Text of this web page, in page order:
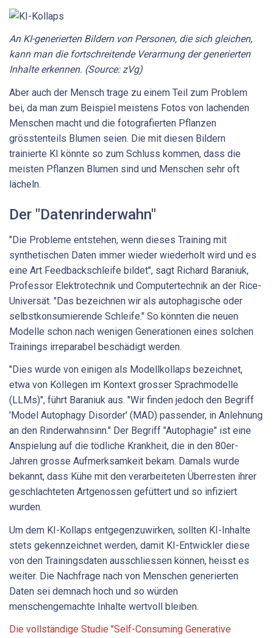
An KI-generierten Bildern von Personen, die sich gleichen,
kann man die fortschreitende Verarmung der generierten
Inhalte erkennen. (Source: zVg)
Aber auch der Mensch trage zu einem Teil zum Problem
bei, da man zum Beispiel meistens Fotos von lachenden
Menschen macht und die fotografierten Pflanzen
grösstenteils Blumen seien. Die mit diesen Bildern
trainierte KI könnte so zum Schluss kommen, dass die
meisten Pflanzen Blumen sind und Menschen sehr oft
lächeln.
Der "Datenrinderwahn"
"Die Probleme entstehen, wenn dieses Training mit
synthetischen Daten immer wieder wiederholt wird und es
eine Art Feedbackschleife bildet", sagt Richard Baraniuk,
Professor Elektrotechnik und Computertechnik an der Rice-
Universät. "Das bezeichnen wir als autophagische oder
selbstkonsumierende Schleife." So könnten die neuen
Modelle schon nach wenigen Generationen eines solchen
Trainings irreparabel beschädigt werden.
"Dies wurde von einigen als Modellkollaps bezeichnet,
etwa von Kollegen im Kontext grosser Sprachmodelle
(LLMs)", führt Baraniuk aus. "Wir finden jedoch den Begriff
'Model Autophagy Disorder' (MAD) passender, in Anlehnung
an den Rinderwahnsinn." Der Begriff "Autophagie" ist eine
Anspielung auf die tödliche Krankheit, die in den 80er-
Jahren grosse Aufmerksamkeit bekam. Damals wurde
bekannt, dass Kühe mit den verarbeiteten Überresten ihrer
geschlachteten Artgenossen gefüttert und so infiziert
wurden.
Um dem KI-Kollaps entgegenzuwirken, sollten KI-Inhalte
stets gekennzeichnet werden, damit KI-Entwickler diese
von den Trainingsdaten ausschliessen können, heisst es
weiter. Die Nachfrage nach von Menschen generierten
Daten sei demnach hoch und so würden
menschengemachte Inhalte wertvoll bleiben.
Die vollständige Studie "Self-Consuming Generative